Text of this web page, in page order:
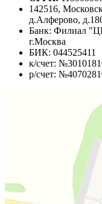
142516,
д.Алферово,
Банк: Филиал
г.Москва
БИК: 044525411
к/счет:
р/счет: